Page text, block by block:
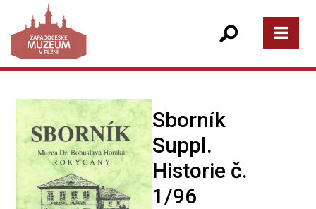
Sborník
Suppl.
Historie č.
1/96